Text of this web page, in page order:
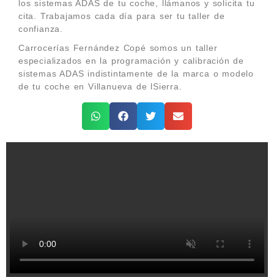
los sistemas ADAS de tu coche, llámanos y solicita tu
cita. Trabajamos cada día para ser tu taller de
confianza.
Carrocerías Fernández Copé somos un taller
especializados en la programación y calibración de
sistemas ADAS indistintamente de la marca o modelo
de tu coche en Villanueva de lSierra.